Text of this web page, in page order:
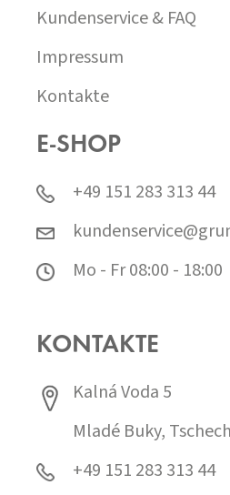
Kundenservice & FAQ
Impressum
Kontakte
E-SHOP
+49 151 283 313 44
Mo - Fr 08:00 - 18:00
KONTAKTE
Kalná Voda 5
Mladé Buky,
+49 151 283 313 44